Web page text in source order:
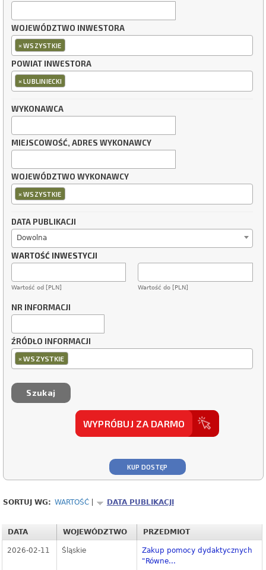
WOJEWÓDZTWO INWESTORA
×WSZYSTKIE
POWIAT INWESTORA
×LUBLINIECKI
WYKONAWCA
MIEJSCOWOŚĆ, ADRES WYKONAWCY
WOJEWÓDZTWO WYKONAWCY
×WSZYSTKIE
DATA PUBLIKACJI
Dowolna
WARTOŚĆ INWESTYCJI
Wartość od [PLN] Wartość do [PLN]
NR INFORMACJI
ŹRÓDŁO INFORMACJI
×WSZYSTKIE
WYPRÓBUJ ZA DARMO
KUP DOSTĘP
SORTUJ WG: WARTOŚĆ DATA PUBLIKACJI
DATA WOJEWÓDZTWO PRZEDMIOT
2026-02-11 Śląskie
Zakup pomocy dydaktycznych
"Równe...